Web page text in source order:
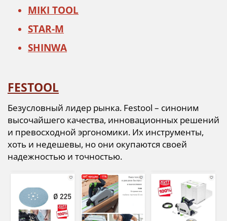
MIKI TOOL
STAR-M
SHINWA
FESTOOL
Безусловный лидер рынка. Festool – синоним
высочайшего качества, инновационных решений
и превосходной эргономики. Их инструменты,
хоть и недешевы, но они окупаются своей
надежностью и точностью.